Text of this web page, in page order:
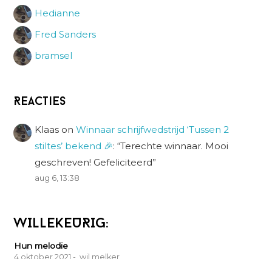
Hedianne
Fred Sanders
bramsel
Reacties
Klaas onWinnaar schrijfwedstrijd ‘Tussen 2
stiltes’ bekend 🎉: “Terechte winnaar. Mooi
geschreven! Gefeliciteerd”
aug 6, 13:38
WILLEKEURIG:
Hun melodie
4 oktober 2021 - wil melker